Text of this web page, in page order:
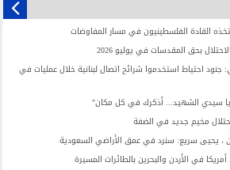
القادة الفلسطينيون في مسار المفاوضات
بحق المقدسات في يوليو 2026
جنود احتياط استخدموا شرائح اتصال لبنانية خلال عمليات في
سيدي الشهيد... أذكرك في كل مكان"
مخيم جديد في الضفة
، يحيى سريع: سنرد في عمق الأراضي السعودية
في الأردن والبحرين بالطائرات المسيرة